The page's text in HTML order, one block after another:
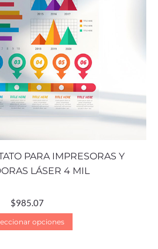
PARA IMPRESORAS Y
LÁSER 4 MIL
$985.07
opciones